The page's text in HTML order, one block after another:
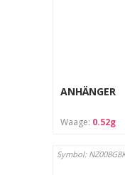
ANHÄNGER
Waage: 0.52g
Symbol: